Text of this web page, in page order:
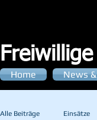
Home News
Alle Beiträge Einsätze